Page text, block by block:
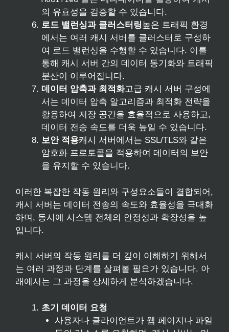
의 유효성을 검증할 수 있습니다.
로드 밸런싱과 클러스터링높은 트래픽 환경
에서는 여러 캐시 서버를 클러스터로 구성하
여 로드 밸런싱을 수행할 수 있습니다. 이를
통해 캐시 서버 간의 데이터 동기화와 트래픽
분산이 이루어집니다.
데이터 압축과 최적화고급 캐시 서버 구성에
서는 데이터 압축 알고리즘과 최적화 전략을
활용하여 저장 공간을 효율적으로 사용하고,
데이터 전송 속도를 더욱 높일 수 있습니다.
보안 적용캐시 서버에서는 SSL/TLS와 같은
암호화 프로토콜을 적용하여 데이터의 보안
을 유지할 수 있습니다.
이러한 복잡한 작동 원리와 구성요소들이 결합되어,
캐시 서버는 데이터 전송의 속도와 효율성을 극대화
하며, 동시에 시스템 전체의 안정성과 확장성을 높
입니다.
캐시 서버의 작동 원리를 더 깊이 이해하기 위해서
는 여러 과정과 단계를 살펴볼 필요가 있습니다. 아
래에서는 그 과정을 상세하게 분석하겠습니다.
초기 데이터 요청
사용자나 클라이언트가 웹 페이지나 파일